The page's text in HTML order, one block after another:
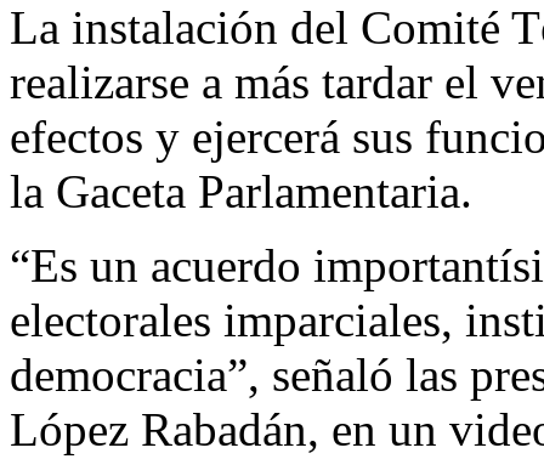
La instalación del Comité
realizarse a más tardar el
efectos y ejercerá sus
la Gaceta Parlamentaria.
“Es un acuerdo
electorales imparciales,
democracia”, señaló las
López Rabadán, en un